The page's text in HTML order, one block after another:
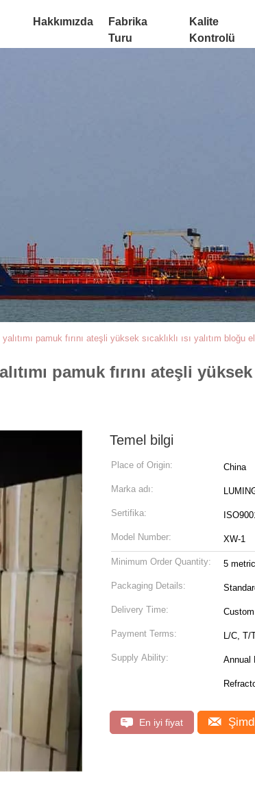
Hakkımızda
Fabrika
Turu
Kalite
Kontrolü
pamuk fırını ateşli yüksek sıcaklıklı ısı yalıtım bloğu
pamuk fırını ateşli yüksek
Temel bilgi
Place of Origin: China
Marka adı:
Sertifika:
Model Number: XW-1
Minimum Order Quantity: 5
Packaging Details:
Delivery Time:
Payment Terms: L/C, T/
Supply Ability: Annual
En iyi fiyat